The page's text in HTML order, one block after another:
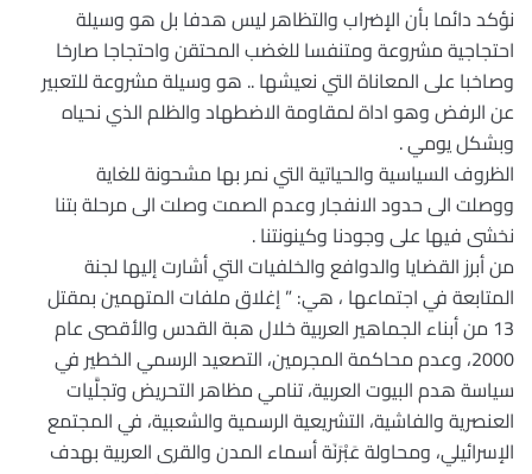
نؤكد دائما بأن الإضراب والتظاهر ليس هدفا بل هو وسيلة
احتجاجية مشروعة ومتنفسا للغضب المحتقن واحتجاجا صارخا
وصاخبا على المعاناة التي نعيشها .. هو وسيلة مشروعة للتعبير
عن الرفض وهو اداة لمقاومة الاضطهاد والظلم الذي نحياه
وبشكل يومي .
الظروف السياسية والحياتية التي نمر بها مشحونة للغاية
ووصلت الى حدود الانفجار وعدم الصمت وصلت الى مرحلة بتنا
نخشى فيها على وجودنا وكينونتنا .
من أبرز القضايا والدوافع والخلفيات التي أشارت إليها لجنة
المتابعة في اجتماعها ، هي: ” إغلاق ملفات المتهمين بمقتل
13 من أبناء الجماهير العربية خلال هبة القدس والأقصى عام
2000، وعدم محاكمة المجرمين، التصعيد الرسمي الخطير في
سياسة هدم البيوت العربية، تنامي مظاهر التحريض وتجلَّيات
العنصرية والفاشية، التشريعية الرسمية والشعبية، في المجتمع
الإسرائيلي، ومحاولة عَبْرَنَة أسماء المدن والقرى العربية بهدف